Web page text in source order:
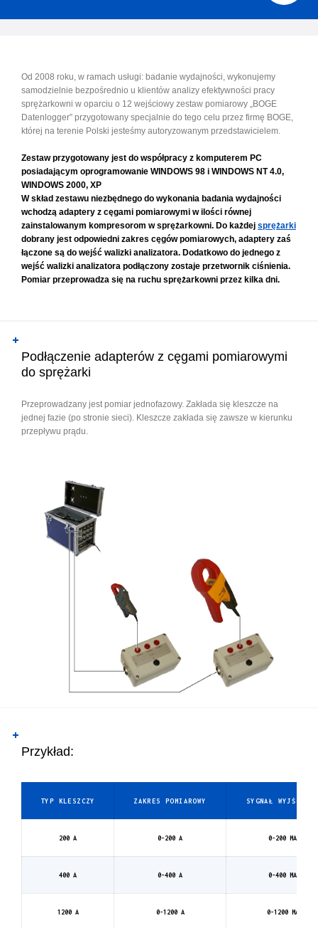
Od 2008 roku, w ramach usługi: badanie wydajności, wykonujemy
samodzielnie bezpośrednio u klientów analizy efektywności pracy
sprężarkowni w oparciu o 12 wejściowy zestaw pomiarowy „BOGE
Datenlogger” przygotowany specjalnie do tego celu przez firmę BOGE,
której na terenie Polski jesteśmy autoryzowanym przedstawicielem.
Zestaw przygotowany jest do współpracy z komputerem PC
posiadającym oprogramowanie WINDOWS 98 i WINDOWS NT 4.0,
WINDOWS 2000, XP
W skład zestawu niezbędnego do wykonania badania wydajności
wchodzą adaptery z cęgami pomiarowymi w ilości równej
zainstalowanym kompresorom w sprężarkowni. Do każdej sprężarki
dobrany jest odpowiedni zakres cęgów pomiarowych, adaptery zaś
łączone są do wejść walizki analizatora. Dodatkowo do jednego z
wejść walizki analizatora podłączony zostaje przetwornik ciśnienia.
Pomiar przeprowadza się na ruchu sprężarkowni przez kilka dni.
Podłączenie adapterów z cęgami pomiarowymi
do sprężarki
Przeprowadzany jest pomiar jednofazowy. Zakłada się kleszcze na
jednej fazie (po stronie sieci). Kleszcze zakłada się zawsze w kierunku
przepływu prądu.
Przykład:
TYP KLESZCZY ZAKRES POMIAROWY SYGNAŁ
200 A 0-200 A 0-200 MA
400 A 0-400 A 0-400 MA
1200 A 0-1200 A 0-1200 MA